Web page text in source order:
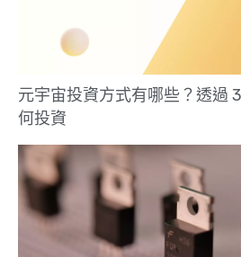
元宇宙投資方式有哪些？透過
何投資